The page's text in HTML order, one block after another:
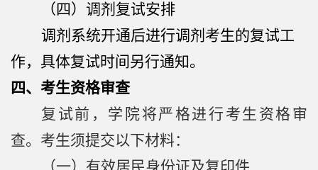
（四）调剂复试安排
调剂系统开通后进行调剂考生的复试工
作，具体复试时间另行通知。
四、考生资格审查
复试前，学院将严格进行考生资格审
查。考生须提交以下材料：